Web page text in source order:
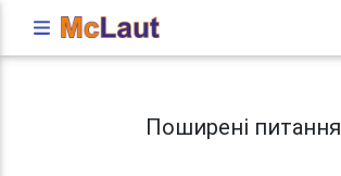
Поширені питання